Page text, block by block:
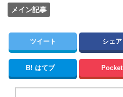
メイン記事
ツイート シェア
B! はてブ Pocket